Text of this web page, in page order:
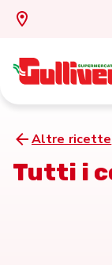
Altre ricette
Tutti i